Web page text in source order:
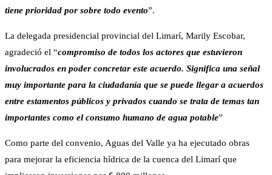
tiene prioridad por sobre todo evento”.
La delegada presidencial provincial del Limarí, Marily Escobar,
agradeció el “compromiso de todos los actores que estuvieron
involucrados en poder concretar este acuerdo. Significa una señal
muy importante para la ciudadanía que se puede llegar a acuerdos
entre estamentos públicos y privados cuando se trata de temas tan
importantes como el consumo humano de agua potable”
Como parte del convenio, Aguas del Valle ya ha ejecutado obras
para mejorar la eficiencia hídrica de la cuenca del Limarí que